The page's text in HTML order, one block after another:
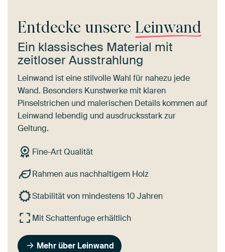
Entdecke unsere Leinwand
Ein klassisches Material mit
zeitloser Ausstrahlung
Leinwand ist eine stilvolle Wahl für nahezu jede
Wand. Besonders Kunstwerke mit klaren
Pinselstrichen und malerischen Details kommen auf
Leinwand lebendig und ausdrucksstark zur
Geltung.
Fine-Art Qualität
Rahmen aus nachhaltigem Holz
Stabilität von mindestens 10 Jahren
Mit Schattenfuge erhältlich
Mehr über Leinwand